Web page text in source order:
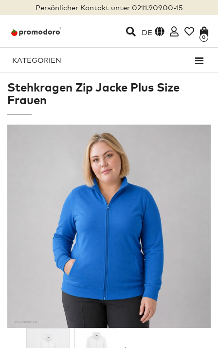
Persönlicher Kontakt unter 0211.90900-15
DE
0
KATEGORIEN
Stehkragen Zip Jacke Plus Size
Frauen